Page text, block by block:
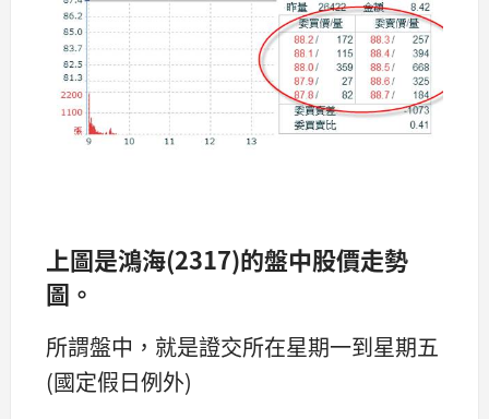
上圖是鴻海(2317)的盤中股價走勢
圖。
所謂盤中，就是證交所在星期一到星期五
(國定假日例外)